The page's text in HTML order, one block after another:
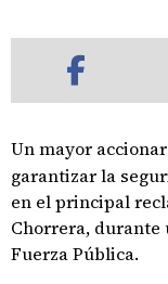
Un mayor
garantizar la
en el principal
Chorrera, durante
Fuerza Pública.